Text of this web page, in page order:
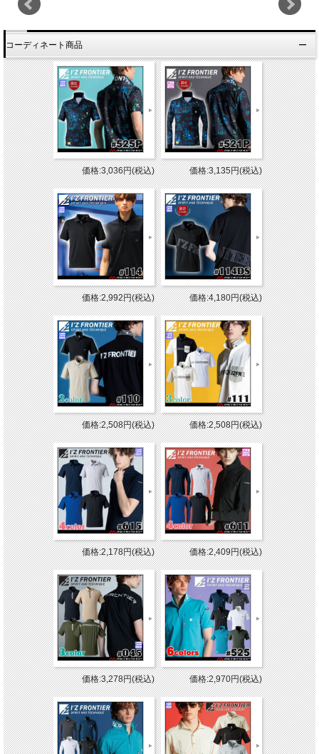
コーディネート商品
価格:3,036円(税込) 価格:3,135円(税込)
価格:2,992円(税込) 価格:4,180円(税込)
価格:2,508円(税込) 価格:2,508円(税込)
価格:2,178円(税込) 価格:2,409円(税込)
価格:3,278円(税込) 価格:2,970円(税込)